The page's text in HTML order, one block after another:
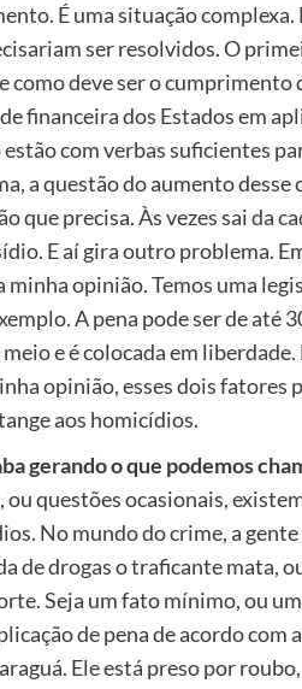
É uma situação
ser resolvidos. O
como deve ser o cumprimento
financeira dos Estados em
com verbas suficientes
a questão do aumento
que precisa. Às vezes sai da
E aí gira outro problema.
minha opinião. Temos uma
A pena pode ser de até
e é colocada em
opinião, esses dois fatores
aos homicídios.
gerando o que podemos
ou questões ocasionais,
No mundo do crime, a
de drogas o traficante mata,
Seja um fato mínimo, ou
de pena de acordo
Ele está preso por